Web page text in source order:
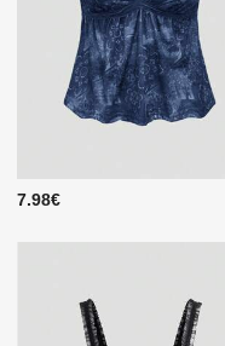
7.98€